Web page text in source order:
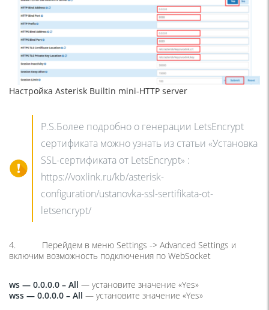
Настройка Asterisk Builtin mini-HTTP server
P.S.Более подробно о генерации LetsEncrypt
сертификата можно узнать из статьи «Установка
SSL-сертификата от LetsEncrypt» :
https://voxlink.ru/kb/asterisk-
configuration/ustanovka-ssl-sertifikata-ot-
letsencrypt/
4. Перейдем в меню Settings -> Advanced Settings и
включим возможность подключения по WebSocket
ws — 0.0.0.0 – All — установите значение «Yes»
wss — 0.0.0.0 – All — установите значение «Yes»